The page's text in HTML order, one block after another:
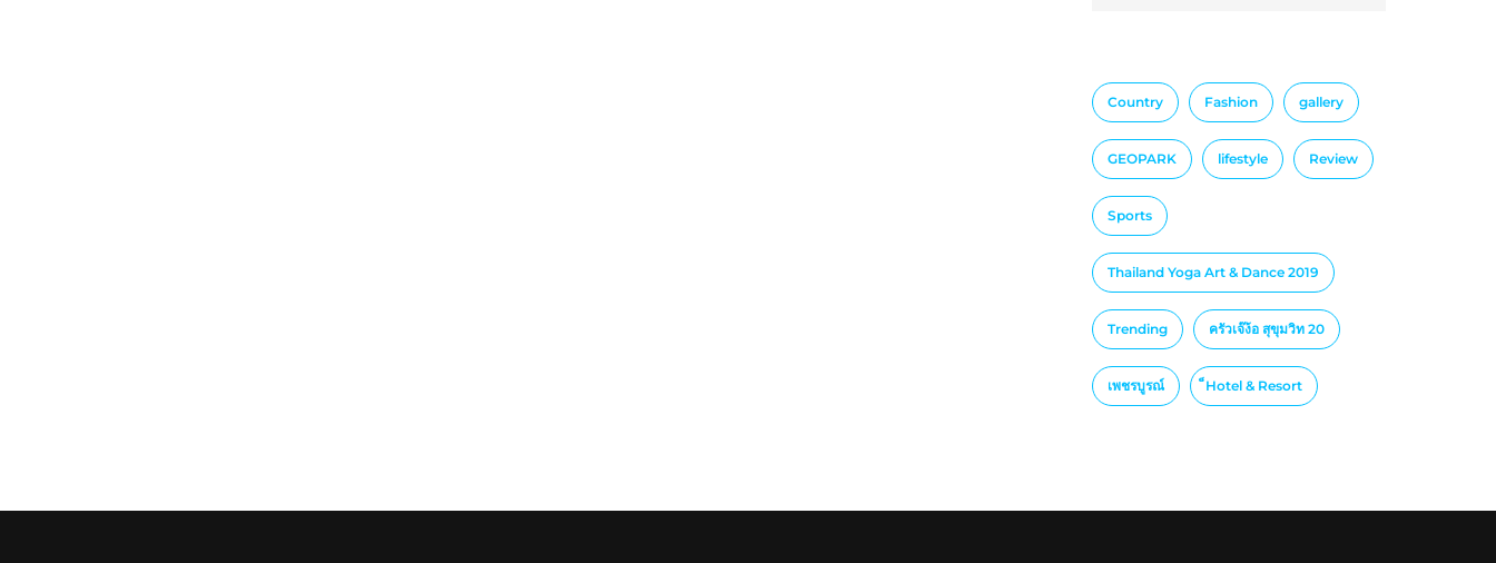
Country Fashion gallery
GEOPARK lifestyle Review
Sports
Thailand Yoga Art & Dance 2019
Trending ครัวเจ๊ง้อ สุขุมวิท 20
เพชรบูรณ์ ็Hotel & Resort